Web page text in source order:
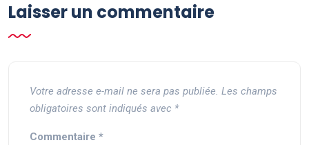
Laisser un commentaire
Votre adresse e-mail ne sera pas publiée. Les champs
obligatoires sont indiqués avec *
Commentaire *